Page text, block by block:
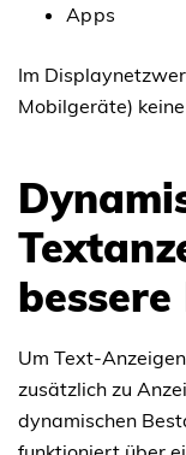
Apps
Im
Mobilgeräte)
Um Text-
zusätzlich zu
dynamischen